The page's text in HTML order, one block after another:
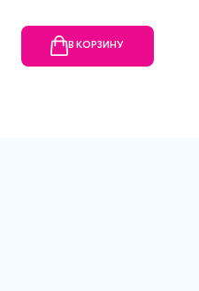
В КОРЗИНУ